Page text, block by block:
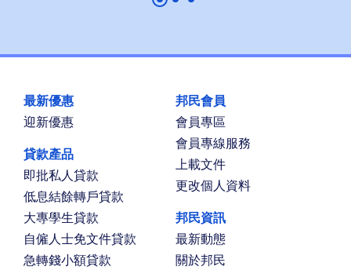
最新優惠
迎新優惠
貸款產品
即批私人貸款
低息結餘轉戶貸款
大專學生貸款
自僱人士免文件貸款
急轉錢小額貸款
邦民會員
會員專區
會員專線服務
上載文件
更改個人資料
邦民資訊
最新動態
關於邦民